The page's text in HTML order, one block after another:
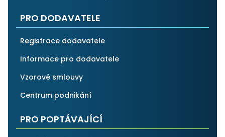
PRO DODAVATELE
Registrace dodavatele
Informace pro dodavatele
Vzorové smlouvy
Centrum podnikání
PRO POPTÁVAJÍCÍ